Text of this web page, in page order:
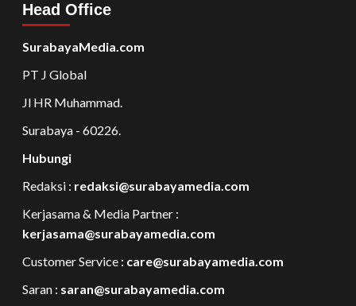
Head Office
SurabayaMedia.com
PT J Global
Jl HR Muhammad.
Surabaya - 60226.
Hubungi
Redaksi : redaksi@surabayamedia.com
Kerjasama & Media Partner :
kerjasama@surabayamedia.com
Customer Service : care@surabayamedia.com
Saran : saran@surabayamedia.com